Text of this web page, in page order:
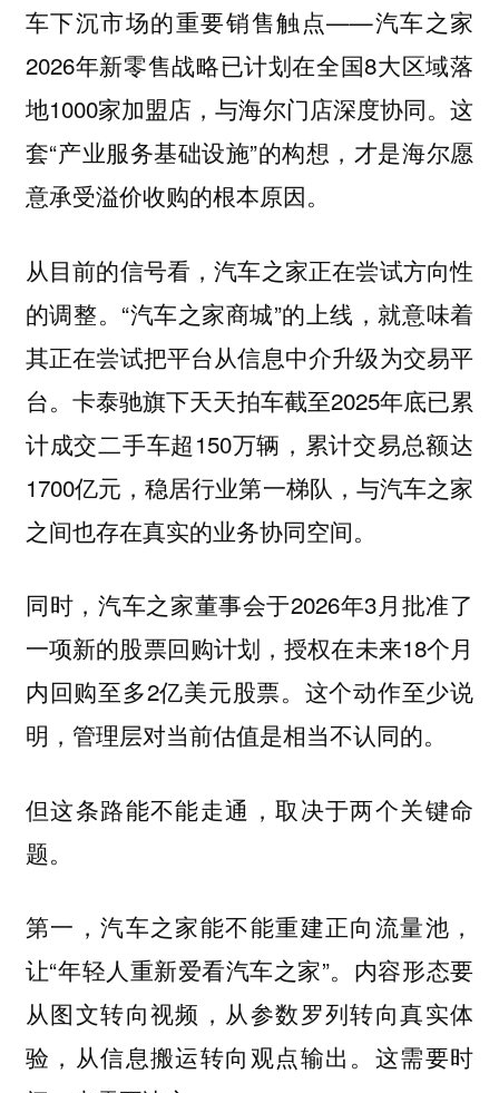
车下沉市场的重要销售触点——汽车之家
2026年新零售战略已计划在全国8大区域落
地1000家加盟店，与海尔门店深度协同。这
套“产业服务基础设施”的构想，才是海尔愿
意承受溢价收购的根本原因。
从目前的信号看，汽车之家正在尝试方向性
的调整。“汽车之家商城”的上线，就意味着
其正在尝试把平台从信息中介升级为交易平
台。卡泰驰旗下天天拍车截至2025年底已累
计成交二手车超150万辆，累计交易总额达
1700亿元，稳居行业第一梯队，与汽车之家
之间也存在真实的业务协同空间。
同时，汽车之家董事会于2026年3月批准了
一项新的股票回购计划，授权在未来18个月
内回购至多2亿美元股票。这个动作至少说
明，管理层对当前估值是相当不认同的。
但这条路能不能走通，取决于两个关键命
题。
第一，汽车之家能不能重建正向流量池，
让“年轻人重新爱看汽车之家”。内容形态要
从图文转向视频，从参数罗列转向真实体
验，从信息搬运转向观点输出。这需要时